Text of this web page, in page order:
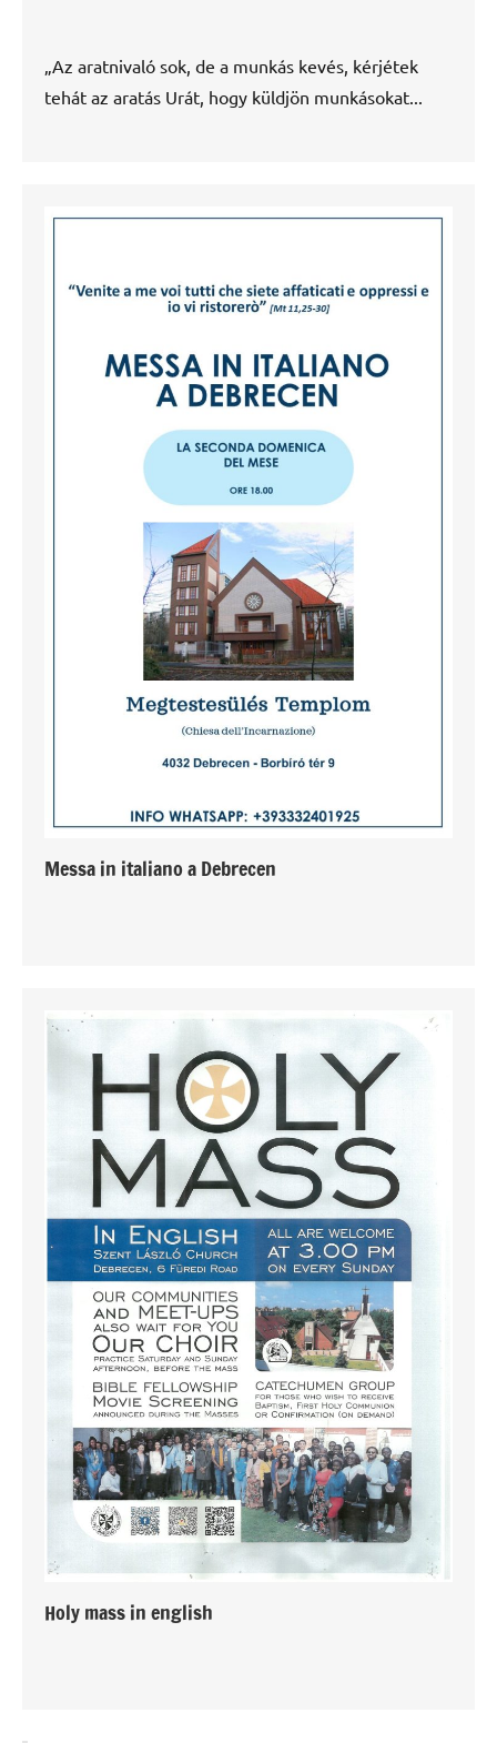
„Az aratnivaló sok, de a munkás kevés, kérjétek
tehát az aratás Urát, hogy küldjön munkásokat...
Messa in italiano a Debrecen
Holy mass in english